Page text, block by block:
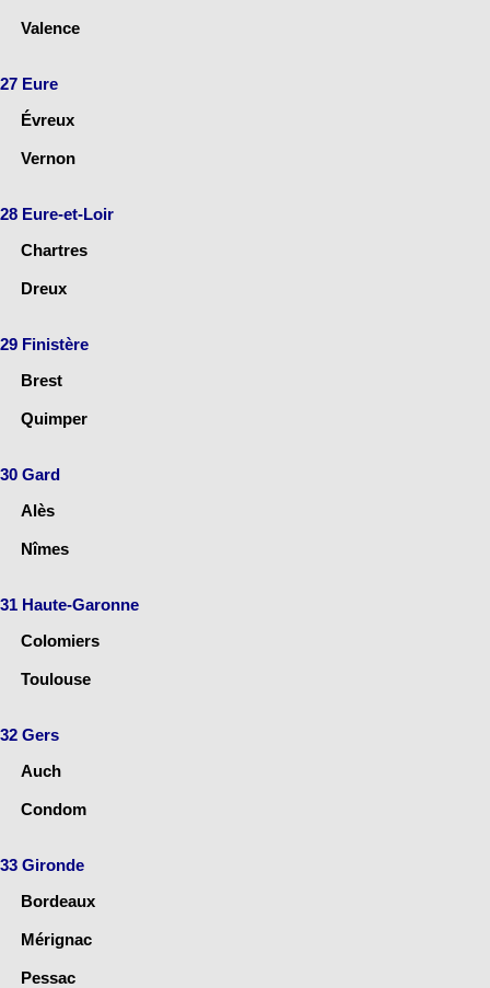
Valence
27 Eure
Évreux
Vernon
28 Eure-et-Loir
Chartres
Dreux
29 Finistère
Brest
Quimper
30 Gard
Alès
Nîmes
31 Haute-Garonne
Colomiers
Toulouse
32 Gers
Auch
Condom
33 Gironde
Bordeaux
Mérignac
Pessac